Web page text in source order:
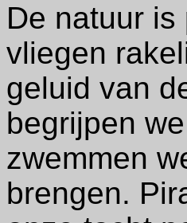
De natuur
vliegen
geluid van
begrijpen
zwemmen
brengen.